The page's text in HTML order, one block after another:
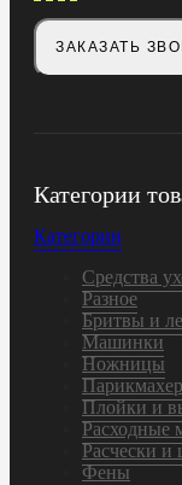
Категории
Категории
Средства
Разное
Бритвы и
Машинки
Ножницы
Плойки и
Расходные
Расчески и
Фены